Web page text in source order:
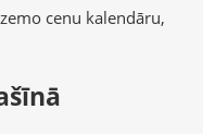
cenu kalendāru,